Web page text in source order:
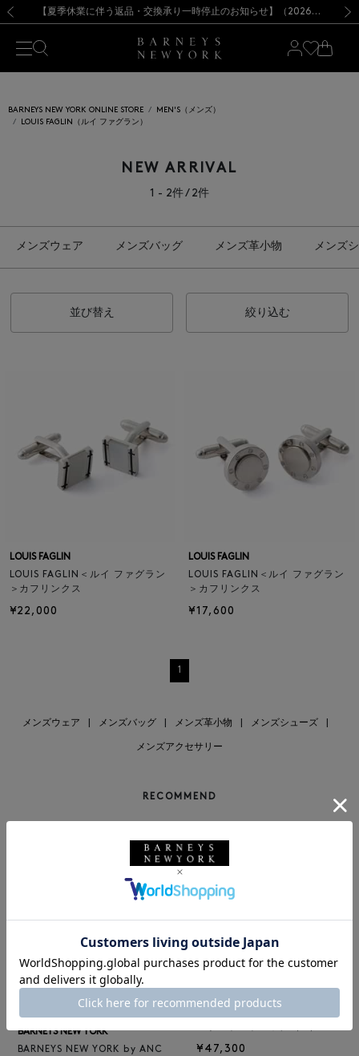
新規登録のお客様も対象！＜MY BARNEYS＞会員のお客様は11,000円（税込）以上のお買上げで常時送料無料！お買い物の際は会員登録を！
【夏季休業に伴う出荷一時停止のお知らせ】(2026.8.7) 【オンラインストア カスタマーセンター夏季休業に関するお知らせ】（2026.8.7）【夏季休業に伴う返品・交換承り一時停止のお知らせ】（2026.8.5）
熊本県を中心とした地震の影響によるお荷物のお届けについて
【開催中】SUMMER SALEのご案内・ご注意事項 新規登録のお客様も対象！＜MY BARNEYS＞会員のお客様は11,000円（税込）以上のお買上げで常時送料無料！お買い物の際は会員登録を！
【夏季休業に伴う出荷一時停止のお知らせ】(2026.8.7)
BARNEYS NEW YORK ONLINE STORE
MEN'S（メンズ）
LOUIS FAGLIN（ルイ ファグラン）
NEW ARRIVAL
1 - 2件 / 2件
メンズウェア メンズバッグ メンズ革小物 メンズ
並び替え 絞り込む
LOUIS FAGLIN
LOUIS FAGLIN＜ルイ ファグラン
＞カフリンクス
¥22,000
LOUIS FAGLIN
LOUIS FAGLIN＜ルイ ファグラン
＞カフリンクス
¥17,600
1
メンズウェア メンズバッグ メンズ革小物 メンズシューズ
メンズアクセサリー
RECOMMEND
BARNEYS NEW YORK
BARNEYS NEW YORK by ANC
BARNEYS NEW YORK
¥47,300